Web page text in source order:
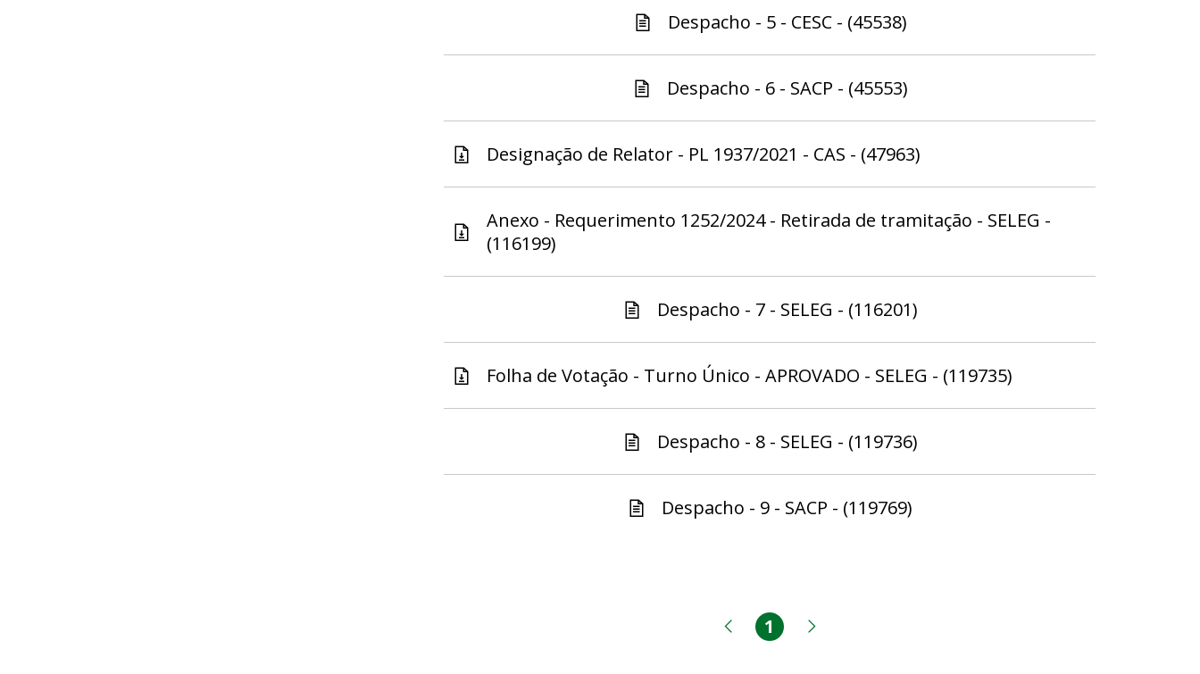
Despacho - 5 - CESC - (45538)
Despacho - 6 - SACP - (45553)
Designação de Relator - PL 1937/2021 - CAS - (47963)
Anexo - Requerimento 1252/2024 - Retirada de tramitação - SELEG -
(116199)
Despacho - 7 - SELEG - (116201)
Folha de Votação - Turno Único - APROVADO - SELEG - (119735)
Despacho - 8 - SELEG - (119736)
Despacho - 9 - SACP - (119769)
Página anterior
Página
1